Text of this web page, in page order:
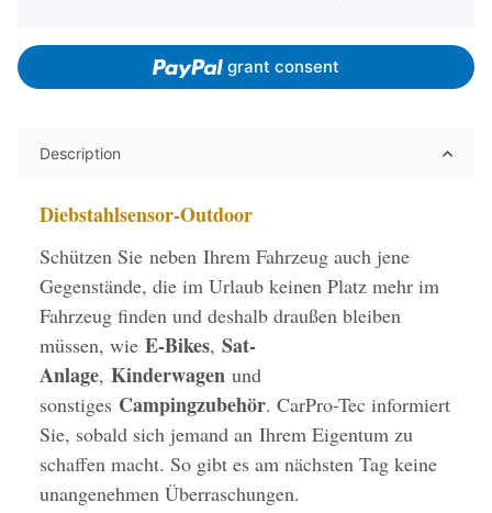
grant consent
Description
Diebstahlsensor-Outdoor
Schützen Sie neben Ihrem Fahrzeug auch jene
Gegenstände, die im Urlaub keinen Platz mehr im
Fahrzeug finden und deshalb draußen bleiben
müssen, wie E-Bikes, Sat-
Anlage, Kinderwagen und
sonstiges Campingzubehör. CarPro-Tec informiert
Sie, sobald sich jemand an Ihrem Eigentum zu
schaffen macht. So gibt es am nächsten Tag keine
unangenehmen Überraschungen.